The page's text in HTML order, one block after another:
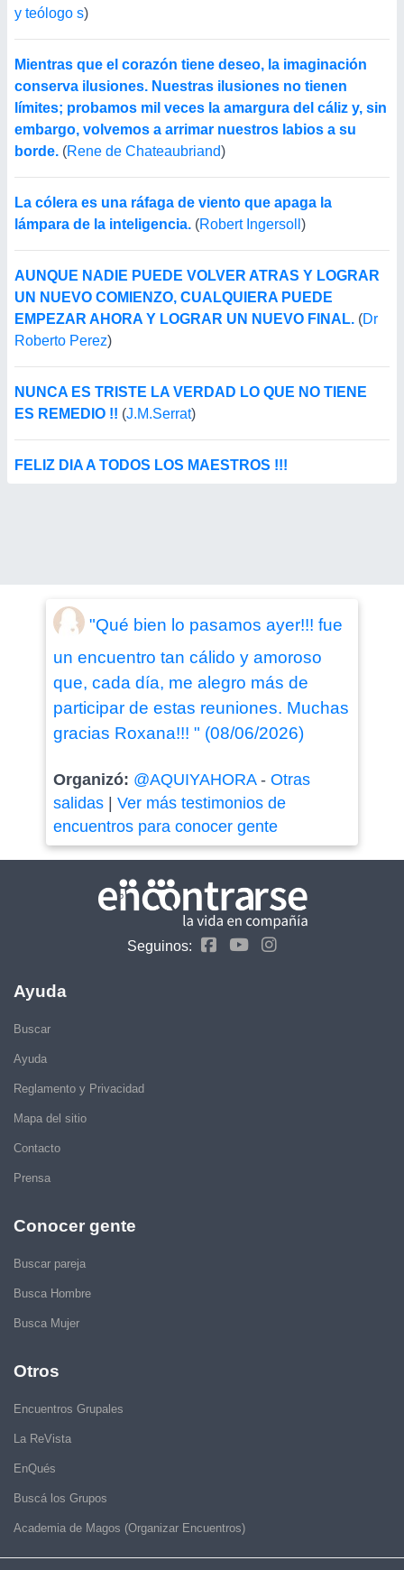
y teólogo s)
Mientras que el corazón tiene deseo, la imaginación
conserva ilusiones. Nuestras ilusiones no tienen
límites; probamos mil veces la amargura del cáliz y, sin
embargo, volvemos a arrimar nuestros labios a su
borde. (Rene de Chateaubriand)
La cólera es una ráfaga de viento que apaga la
lámpara de la inteligencia. (Robert Ingersoll )
AUNQUE NADIE PUEDE VOLVER ATRAS Y LOGRAR
UN NUEVO COMIENZO, CUALQUIERA PUEDE
EMPEZAR AHORA Y LOGRAR UN NUEVO FINAL. (Dr
Roberto Perez)
NUNCA ES TRISTE LA VERDAD LO QUE NO TIENE
ES REMEDIO !! (J.M.Serrat)
FELIZ DIA A TODOS LOS MAESTROS !!!
"Qué bien lo pasamos ayer!!! fue
un encuentro tan cálido y amoroso
que, cada día, me alegro más de
participar de estas reuniones. Muchas
gracias Roxana!!! " (08/06/2026)
Organizó: @AQUIYAHORA- Otras
salidas| Ver más testimonios de
encuentros para conocer gente
Seguinos:
Ayuda
Buscar
Ayuda
Reglamento y Privacidad
Mapa del sitio
Contacto
Prensa
Conocer gente
Buscar pareja
Busca Hombre
Busca Mujer
Otros
Encuentros Grupales
La ReVista
EnQués
Buscá los Grupos
Academia de Magos (Organizar Encuentros)